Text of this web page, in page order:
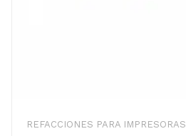
REFACCIONES PARA IMPRESORAS